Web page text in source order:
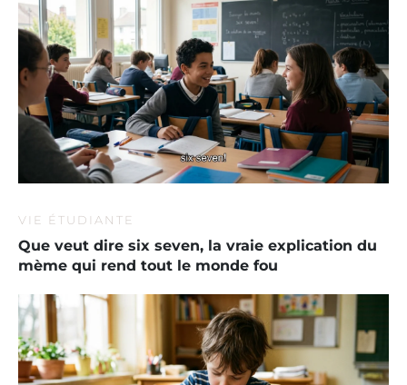
VIE ÉTUDIANTE
Que veut dire six seven, la vraie explication du
mème qui rend tout le monde fou